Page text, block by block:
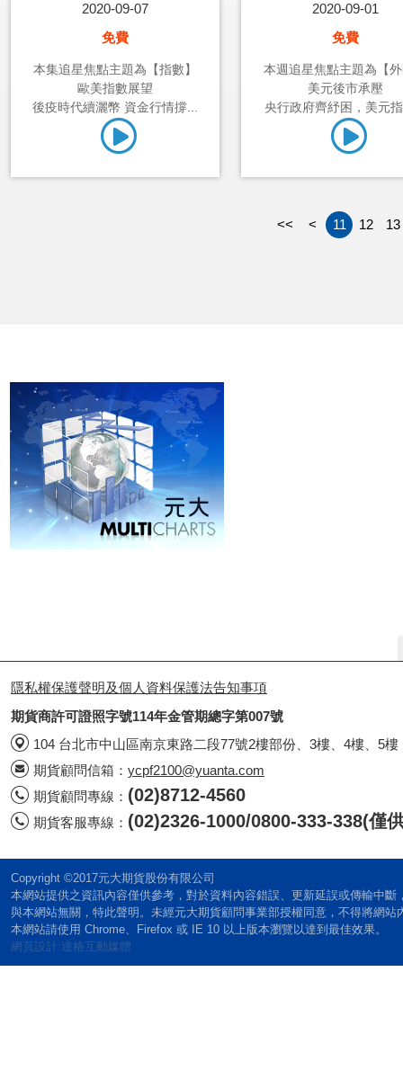
2020-09-07
免費
本集追星焦點主題為【指數】
歐美指數展望
後疫時代續灑幣 資金行情撐...
2020-09-01
免費
本週追星焦點主題為【
美元後市承壓
央行政府齊紓困，美元
<< < 11 12 13
隱私權保護聲明及個人資料保護法告知事項
期貨商許可證照字號114年金管期總字第007號
104 台北市中山區南京東路二段77號2樓部份、3樓、4樓、5樓
期貨顧問信箱： ycpf2100@yuanta.com
期貨顧問專線： (02)8712-4560
期貨客服專線： (02)2326-1000/0800-333-338(僅
Copyright ©2017元大期貨股份有限公司
本網站提供之資訊內容僅供參考，對於資料內容錯誤、更新延誤或傳輸中
與本網站無關，特此聲明。未經元大期貨顧問事業部授權同意，不得將網站
本網站請使用 Chrome、Firefox 或 IE 10 以上版本瀏覽以達到最佳效果。
網頁設計:達格互動媒體